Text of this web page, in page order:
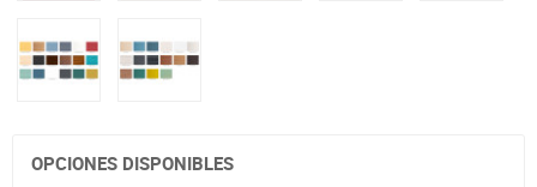
OPCIONES DISPONIBLES